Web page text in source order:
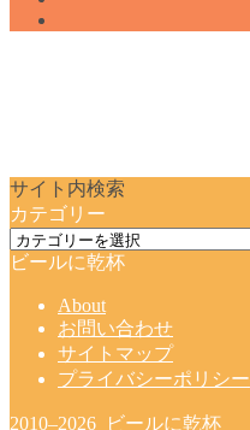
サイト内検索
カテゴリー
カ
テ
ビールに乾杯
About
お問い合わせ
サイトマップ
プライバシーポリシー
2010–2026 ビールに乾杯